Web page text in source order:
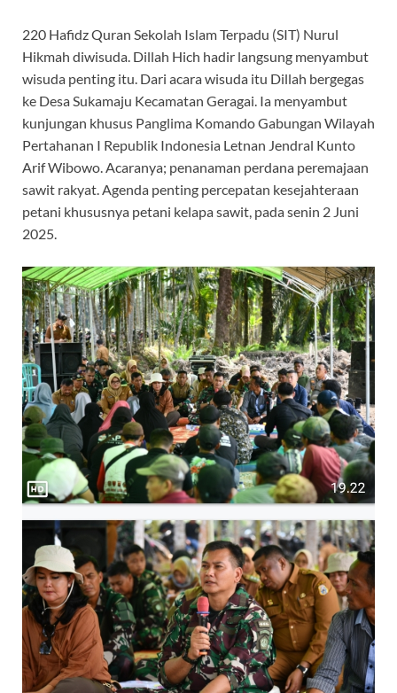
220 Hafidz Quran Sekolah Islam Terpadu (SIT) Nurul
Hikmah diwisuda. Dillah Hich hadir langsung menyambut
wisuda penting itu. Dari acara wisuda itu Dillah bergegas
ke Desa Sukamaju Kecamatan Geragai. Ia menyambut
kunjungan khusus Panglima Komando Gabungan Wilayah
Pertahanan I Republik Indonesia Letnan Jendral Kunto
Arif Wibowo. Acaranya; penanaman perdana peremajaan
sawit rakyat. Agenda penting percepatan kesejahteraan
petani khususnya petani kelapa sawit, pada senin 2 Juni
2025.